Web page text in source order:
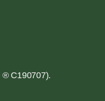
C190707).